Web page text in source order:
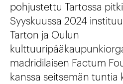
pohjustettu Tartossa
Syyskuussa 2024
Tarton ja Oulun
madridilaisen Factum
kanssa seitsemän tuntia